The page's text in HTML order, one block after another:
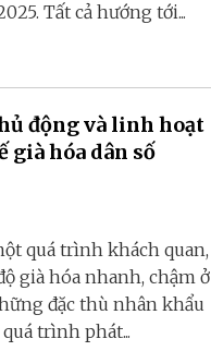
Tất cả hướng tới...
động và linh hoạt
già hóa dân số
quá trình khách quan,
già hóa nhanh, chậm ở
đặc thù nhân khẩu
trình phát...